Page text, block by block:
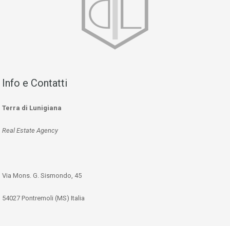
Info e Contatti
Terra di Lunigiana
Real Estate Agency
Via Mons. G. Sismondo, 45
54027 Pontremoli (MS) Italia